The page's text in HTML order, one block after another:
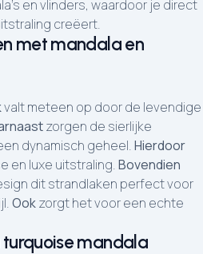
en vlinders, waardoor je direct
creëert.
met mandala en
valt meteen op door de levendige
zorgen de sierlijke
dynamisch geheel.Hierdoor
en luxe uitstraling.Bovendien
dit strandlaken perfect voor
Ookzorgt het voor een echte
mandala